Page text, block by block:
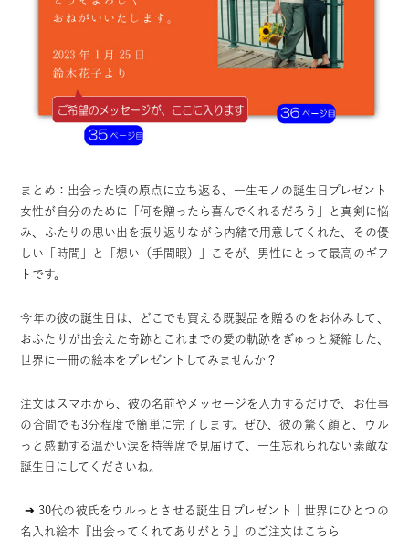
まとめ：出会った頃の原点に立ち返る、一生モノの誕生日プレゼント
女性が自分のために「何を贈ったら喜んでくれるだろう」と真剣に悩
み、ふたりの思い出を振り返りながら内緒で用意してくれた、その優
しい「時間」と「想い（手間暇）」こそが、男性にとって最高のギフ
トです。
今年の彼の誕生日は、どこでも買える既製品を贈るのをお休みして、
おふたりが出会えた奇跡とこれまでの愛の軌跡をぎゅっと凝縮した、
世界に一冊の絵本をプレゼントしてみませんか？
注文はスマホから、彼の名前やメッセージを入力するだけで、お仕事
の合間でも3分程度で簡単に完了します。ぜひ、彼の驚く顔と、ウル
っと感動する温かい涙を特等席で見届けて、一生忘れられない素敵な
誕生日にしてくださいね。
➔ 30代の彼氏をウルっとさせる誕生日プレゼント｜世界にひとつの
名入れ絵本『出会ってくれてありがとう』のご注文はこちら